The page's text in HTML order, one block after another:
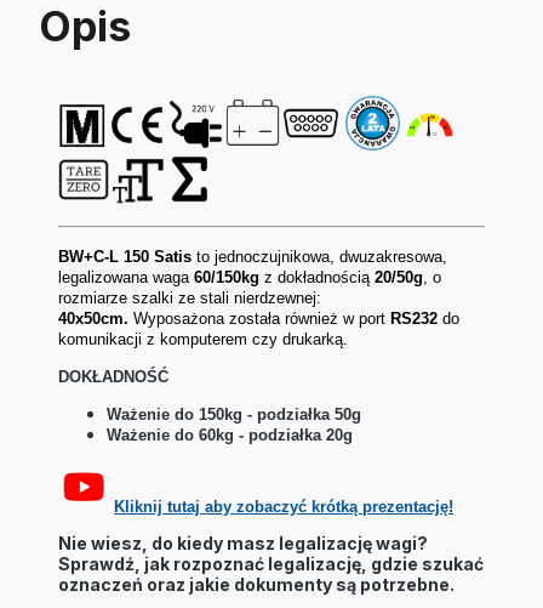
Opis
BW+C-L 150 Satis to jednoczujnikowa, dwuzakresowa,
legalizowana waga 60/150kg z dokładnością 20/50g, o
rozmiarze szalki ze stali nierdzewnej:
40x50cm. Wyposażona została również w port RS232 do
komunikacji z komputerem czy drukarką.
DOKŁADNOŚĆ
Ważenie do 150kg - podziałka 50g
Ważenie do 60kg - podziałka 20g
Kliknij tutaj aby zobaczyć krótką prezentację!
Nie wiesz, do kiedy masz legalizację wagi?
Sprawdź, jak rozpoznać legalizację, gdzie szukać
oznaczeń oraz jakie dokumenty są potrzebne.